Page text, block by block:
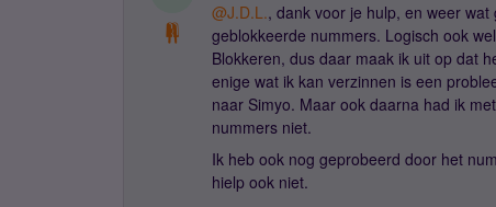
@J.D.L., dank voor je hulp, en weer
geblokkeerde nummers. Logisch ook
Blokkeren, dus daar maak ik uit op dat
enige wat ik kan verzinnen is een
naar Simyo. Maar ook daarna had ik
nummers niet.
Ik heb ook nog geprobeerd door het
hielp ook niet.